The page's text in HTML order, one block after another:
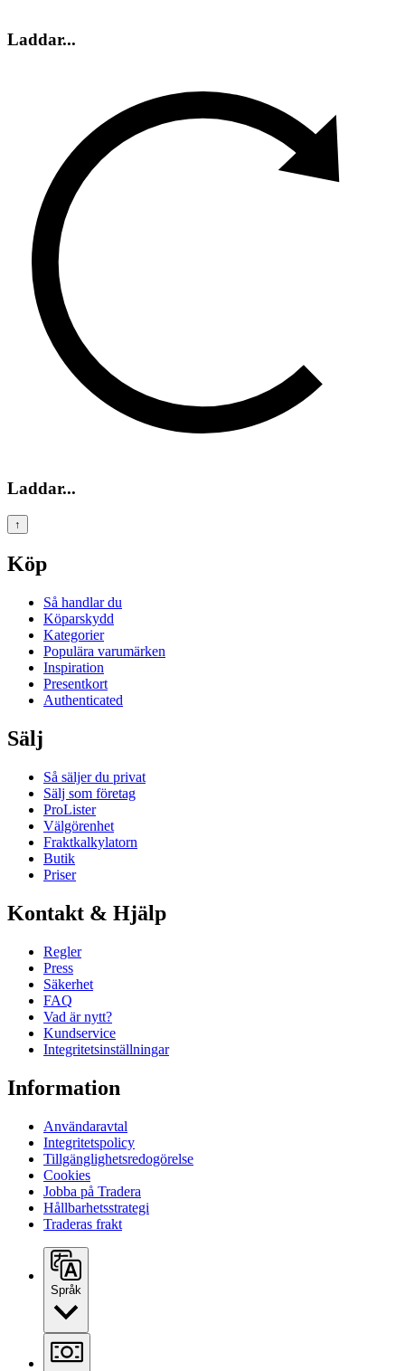
Laddar...
Laddar...
↑
Köp
Så handlar du
Köparskydd
Kategorier
Populära varumärken
Inspiration
Presentkort
Authenticated
Sälj
Så säljer du privat
Sälj som företag
ProLister
Välgörenhet
Fraktkalkylatorn
Butik
Priser
Kontakt & Hjälp
Regler
Press
Säkerhet
FAQ
Vad är nytt?
Kundservice
Integritetsinställningar
Information
Användaravtal
Integritetspolicy
Tillgänglighetsredogörelse
Cookies
Jobba på Tradera
Hållbarhetsstrategi
Traderas frakt
Språk